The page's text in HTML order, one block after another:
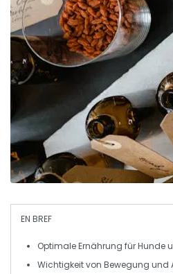
EN BREF
Optimale Ernährung für Hunde
Wichtigkeit von Bewegung und